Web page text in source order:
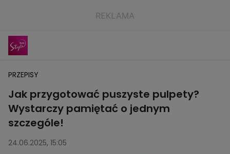
PRZEPISY
Jak przygotować puszyste pulpety?
Wystarczy pamiętać o jednym
szczególe!
24.06.2025, 15:05